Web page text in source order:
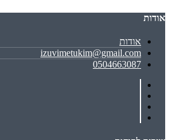
אודות
אודות
izuvimetukim@gmail.com
0504663087